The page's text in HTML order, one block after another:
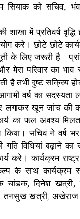
सियाक को सचिव,
शाखा में प्रतिवर्ष
करे। छोटे छोटे
लिए जरूरी है।
परिवार का भाव
है तभी दुष्ट सक्रिय
वर्ष का सदस्यता
लगाकर खून जांच की
का फल अवश्य
सचिव ने वर्ष
गति विधियां बढ़ाने
करे। कार्यक्रम
साथ कार्यक्रम
चांडक, दिनेश खत्री,
तनसुख खत्री, अखेराज